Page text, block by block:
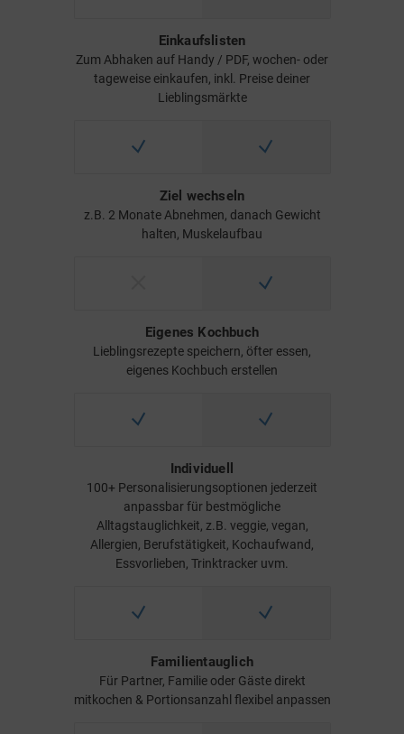
Einkaufslisten
Zum Abhaken auf Handy / PDF, wochen- oder
tageweise einkaufen, inkl. Preise deiner
Lieblingsmärkte
Ziel wechseln
z.B. 2 Monate Abnehmen, danach Gewicht
halten, Muskelaufbau
Eigenes Kochbuch
Lieblingsrezepte speichern, öfter essen,
eigenes Kochbuch erstellen
Individuell
100+ Personalisierungsoptionen jederzeit
anpassbar für bestmögliche
Alltagstauglichkeit, z.B. veggie, vegan,
Allergien, Berufstätigkeit, Kochaufwand,
Essvorlieben, Trinktracker uvm.
Familientauglich
Für Partner, Familie oder Gäste direkt
mitkochen & Portionsanzahl flexibel anpassen